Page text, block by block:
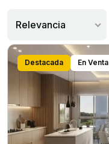
Relevancia
Destacada En Venta